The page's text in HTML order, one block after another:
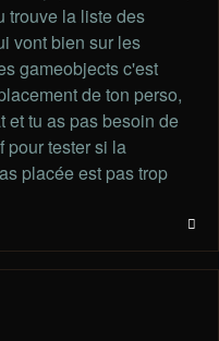
trouve la liste des
vont bien sur les
gameobjects c'est
de ton perso,
et tu as pas besoin de
pour tester si la
placée est pas trop